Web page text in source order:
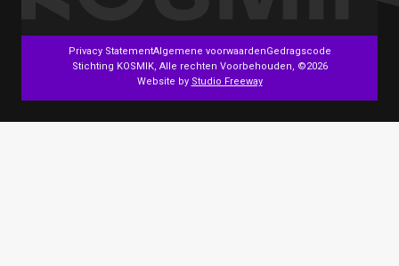
Privacy StatementAlgemene voorwaardenGedragscode
Stichting KOSMIK, Alle rechten Voorbehouden, ©2026
Website by Studio Freeway